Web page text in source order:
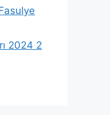
2024 2